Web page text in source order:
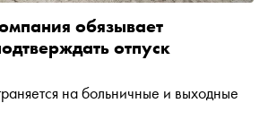
обязывает
отпуск
на больничные и выходные